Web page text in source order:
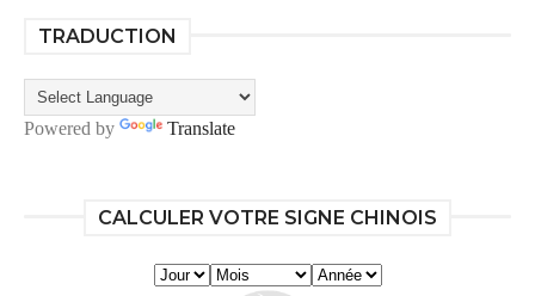
TRADUCTION
Powered by Translate
CALCULER VOTRE SIGNE CHINOIS